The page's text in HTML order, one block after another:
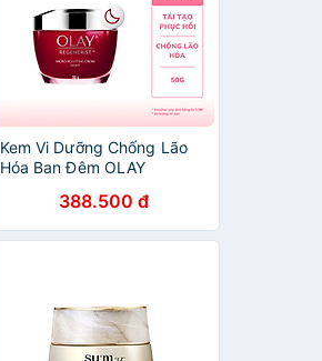
Kem Vi Dưỡng Chống Lão
Hóa Ban Đêm OLAY
388.500 đ